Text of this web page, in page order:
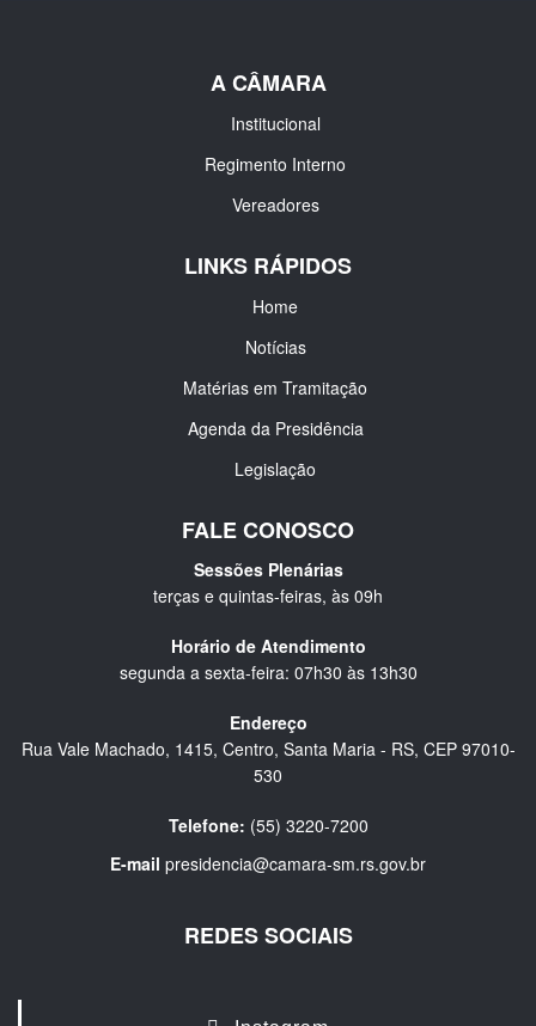
A CÂMARA
Institucional
Regimento Interno
Vereadores
LINKS RÁPIDOS
Home
Notícias
Matérias em Tramitação
Agenda da Presidência
Legislação
FALE CONOSCO
Sessões Plenárias
terças e quintas-feiras, às 09h
Horário de Atendimento
segunda a sexta-feira: 07h30 às 13h30
Endereço
Rua Vale Machado, 1415, Centro, Santa Maria - RS, CEP 97010-
530
Telefone: (55) 3220-7200
E-mail presidencia@camara-sm.rs.gov.br
REDES SOCIAIS